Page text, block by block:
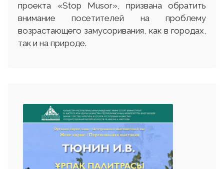
проекта «Stop Musor», призвана обратить
внимание посетителей на проблему
возрастающего замусоривания, как в городах,
так и на природе.